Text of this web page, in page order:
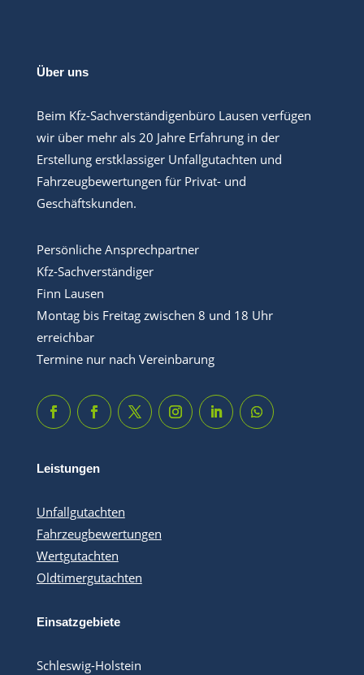
Über uns
Beim Kfz-Sachverständigenbüro Lausen verfügen
wir über mehr als 20 Jahre Erfahrung in der
Erstellung erstklassiger Unfallgutachten und
Fahrzeugbewertungen für Privat- und
Geschäftskunden.
Persönliche Ansprechpartner
Kfz-Sachverständiger
Finn Lausen
Montag bis Freitag zwischen 8 und 18 Uhr
erreichbar
Termine nur nach Vereinbarung
Leistungen
Unfallgutachten
Fahrzeugbewertungen
Wertgutachten
Oldtimergutachten
Einsatzgebiete
Schleswig-Holstein